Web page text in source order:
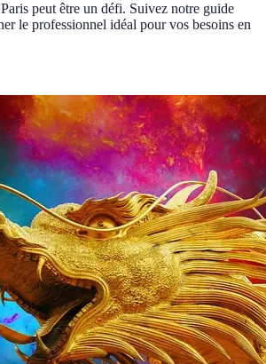
peut être un défi. Suivez notre guide
le professionnel idéal pour vos besoins en